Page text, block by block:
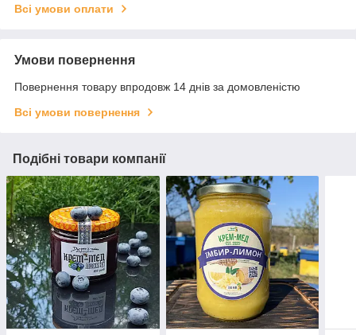
Всі умови оплати
Умови повернення
Повернення товару впродовж 14 днів за домовленістю
Всі умови повернення
Подібні товари компанії